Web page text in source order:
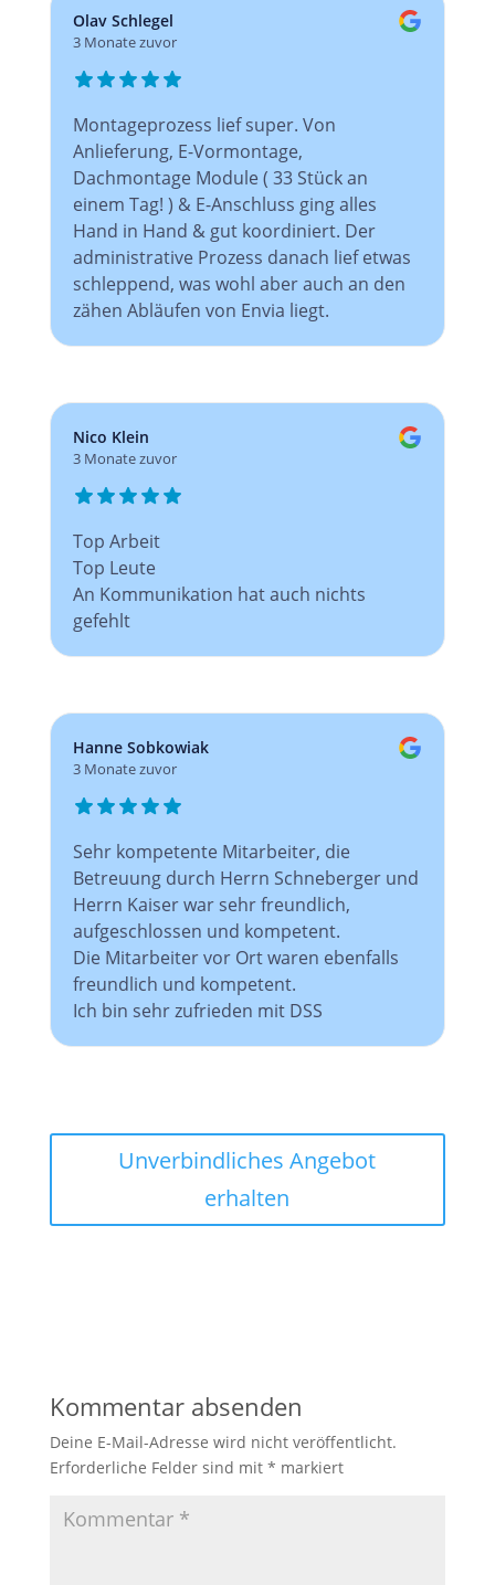
Olav Schlegel
3 Monate zuvor
Montageprozess lief super. Von
Anlieferung, E-Vormontage,
Dachmontage Module ( 33 Stück an
einem Tag! ) & E-Anschluss ging alles
Hand in Hand & gut koordiniert. Der
administrative Prozess danach lief etwas
schleppend, was wohl aber auch an den
zähen Abläufen von Envia liegt.
Nico Klein
3 Monate zuvor
Top Arbeit
Top Leute
An Kommunikation hat auch nichts
gefehlt
Hanne Sobkowiak
3 Monate zuvor
Sehr kompetente Mitarbeiter, die
Betreuung durch Herrn Schneberger und
Herrn Kaiser war sehr freundlich,
aufgeschlossen und kompetent.
Die Mitarbeiter vor Ort waren ebenfalls
freundlich und kompetent.
Ich bin sehr zufrieden mit DSS
Unverbindliches Angebot
erhalten
Kommentar absenden
Deine E-Mail-Adresse wird nicht veröffentlicht.
Erforderliche Felder sind mit * markiert